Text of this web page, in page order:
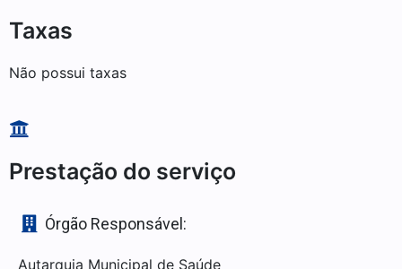
Taxas
Não possui taxas
Prestação do serviço
Órgão Responsável:
Autarquia Municipal de Saúde